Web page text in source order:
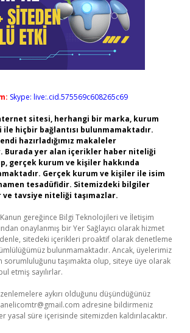
Skype: live:.cid.575569c608265c69
sitesi, herhangi bir marka, kurum
ile hiçbir bağlantısı bulunmamaktadır.
hazırladığımız makaleler
Burada yer alan içerikler haber niteliği
gerçek kurum ve kişiler hakkında
Gerçek kurum ve kişiler ile isim
tesadüfidir. Sitemizdeki bilgiler
tavsiye niteliği taşımazlar.
Kanun gereğince Bilgi Teknolojileri ve İletişim
onaylanmış bir Yer Sağlayıcı olarak hizmet
sitedeki içerikleri proaktif olarak denetleme
bulunmamaktadır. Ancak, üyelerimiz
sorumluluğunu taşımakta olup, siteye üye olarak
etmiş sayılırlar.
aykırı olduğunu düşündüğünüz
adresine bildirmeniz
yasal süre içerisinde sitemizden kaldırılacaktır.